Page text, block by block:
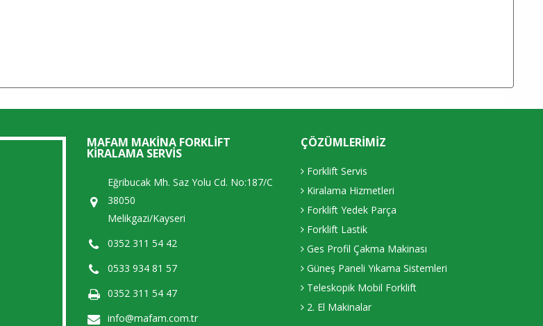
MAFAM MAKINA FORKLIFT
KIRALAMA SERVIS
Eğribucak Mh. Saz Yolu Cd. No:187/C
38050
Melikgazi/Kayseri
0352 311 54 42
0533 934 81 57
0352 311 54 47
info@mafam.com.tr
ÇÖZÜMLERIMIZ
Forklift Servis
Kiralama Hizmetleri
Forklift Yedek Parça
Forklift Lastik
Ges Profil Çakma Makinası
Güneş Paneli Yıkama Sistemleri
Teleskopik Mobil Forklift
2. El Makinalar